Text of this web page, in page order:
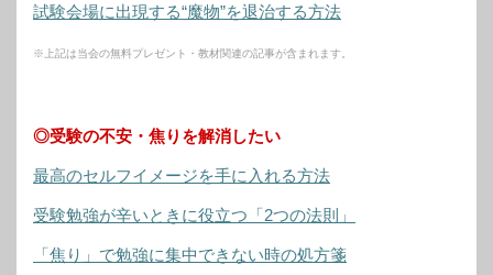
試験会場に出現する“魔物”を退治する方法
※上記は当会の無料プレゼント・教材関連の記事が含まれます。
◎受験の不安・焦りを解消したい
最高のセルフイメージを手に入れる方法
受験勉強が辛いときに役立つ「2つの法則」
「焦り」で勉強に集中できない時の処方箋